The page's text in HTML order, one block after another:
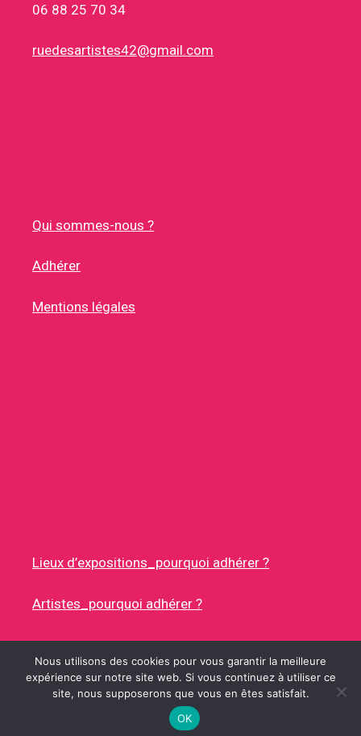
06 88 25 70 34
ruedesartistes42@gmail.com
Qui sommes-nous ?
Adhérer
Mentions légales
Lieux d’expositions_pourquoi adhérer ?
Artistes_pourquoi adhérer ?
© 2026 RUES DES ARTISTES• CONSTRUIT AVEC
GENERATEPRESS
Nous utilisons des cookies pour vous garantir la meilleure
expérience sur notre site web. Si vous continuez à utiliser ce
site, nous supposerons que vous en êtes satisfait.
OK